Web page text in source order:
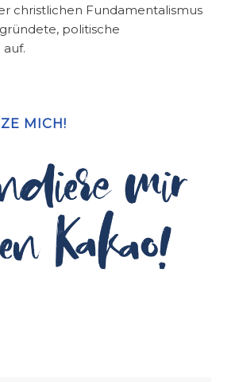
christlichen Fundamentalismus
politische
auf.
MICH!